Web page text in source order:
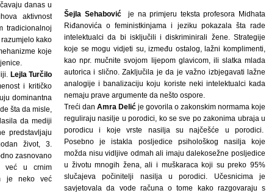
danas u
aktivnost
tradicionalnoj
kako
koje
Lejla Turčilo
i kritičko
dominantna
šta da misle,
da mediji
predstavljaju
život, 3.
zasnovano
već u crnim
je neko već
Šejla Sehabović je na primjeru teksta profesora Midhata
Riđanovića o feministkinjama i jeziku pokazala šta rade
intelektualci da bi isključili i diskriminirali žene. Strategije
koje se mogu vidjeti su, između ostalog, lažni komplimenti,
kao npr. mučnite svojom lijepom glavicom, ili slatka mlada
autorica i slično. Zaključila je da je važno izbjegavati lažne
analogije i banalizaciju koju koriste neki intelektualci kada
nemaju prave argumente da nešto ospore.
Treći dan Amra Delić je govorila o zakonskim normama koje
reguliraju nasilje u porodici, ko se sve po zakonima ubraja u
porodicu i koje vrste nasilja su najčešće u porodici.
Posebno je istakla posljedice psihološkog nasilja koje
možda nisu vidljive odmah ali imaju dalekosežne posljedice
u životu mnogih žena, ali i muškaraca koji su preko 95%
slučajeva počinitelji nasilja u porodici. Učesnicima je
savjetovala da vode računa o tome kako razgovaraju s